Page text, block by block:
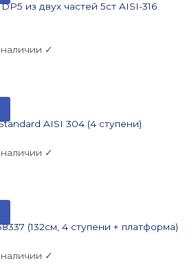
из двух частей 5cт AISI-316
наличии ✓
AISI 304 (4 ступени)
наличии ✓
(132см, 4 ступени + платформа)
наличии ✓